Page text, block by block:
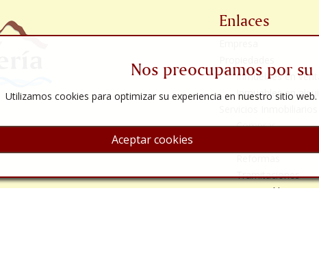
Enlaces
Inmuebles en
Inmuebles en
Comprar
Tramitaciones
Servicios Jurídicos
Nos preocupamos por
Utilizamos cookies para optimizar su experiencia en nuestro sitio web.
Aceptar cookies